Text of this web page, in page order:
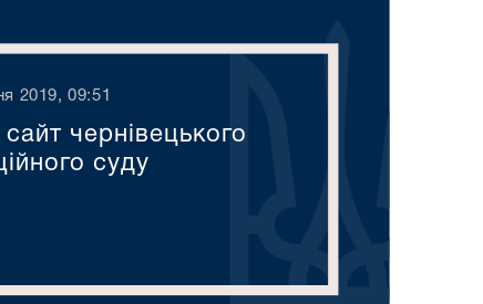
2019, 09:51
чернівецького
суду